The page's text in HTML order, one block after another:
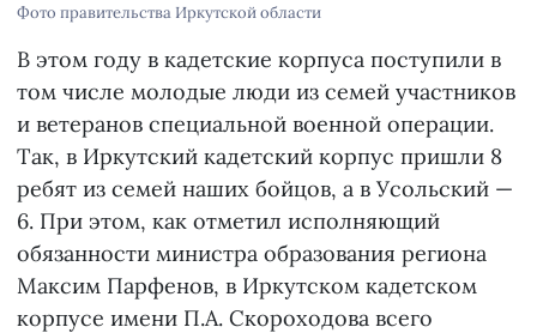
Фото правительства Иркутской области
В этом году в кадетские корпуса поступили в
том числе молодые люди из семей участников
и ветеранов специальной военной операции.
Так, в Иркутский кадетский корпус пришли 8
ребят из семей наших бойцов, а в Усольский —
6. При этом, как отметил исполняющий
обязанности министра образования региона
Максим Парфенов, в Иркутском кадетском
корпусе имени П.А. Скороходова всего